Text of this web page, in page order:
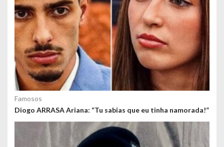
Famosos
Diogo ARRASA Ariana: “Tu sabias que eu tinha namorada!”